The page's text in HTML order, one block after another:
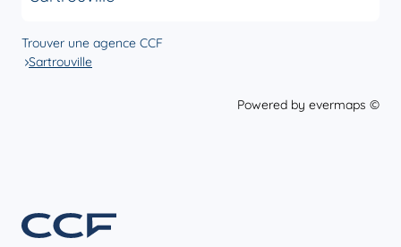
Trouver une agence CCF
Sartrouville
Powered by evermaps ©